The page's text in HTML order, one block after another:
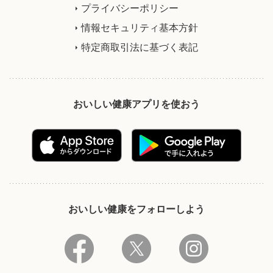
プライバシーポリシー
情報セキュリティ基本方針
特定商取引法に基づく表記
おいしい健康アプリを使おう
おいしい健康をフォローしよう